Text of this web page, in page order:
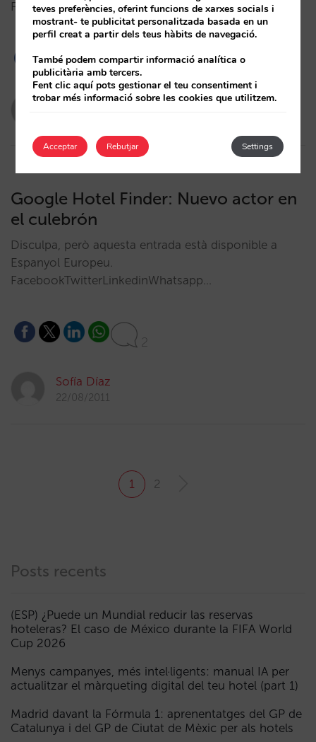
FacebookTwitterLinkedinWhatsapp…
Sofía Díaz
Google Hotel Finder: Nuevo actor en
el culebrón
Disculpa, però aquesta entrada està disponible a
Espanyol Europeu.
FacebookTwitterLinkedinWhatsapp…
2
Sofía Díaz
22/08/2011
1 2
Posts recents
(ESP) ¿Puede un Mundial reducir las reservas
hoteleras? El caso de México durante la FIFA World
Cup 2026
Menys campanyes, més intel·ligents: manual IA per
actualitzar el màrqueting digital del teu hotel (part 1)
Madrid davant la Fórmula 1: aprenentatges del GP de
Catalunya i del GP de Ciutat de Mèxic per als hotels
teves preferències, oferint funcions de xarxes socials i
mostrant- te publicitat personalitzada basada en un
perfil creat a partir dels teus hàbits de navegació.
També podem compartir informació analítica o
publicitària amb tercers.
Fent clic aquí pots gestionar el teu consentiment i
trobar més informació sobre les cookies que utilitzem.
Acceptar Settings
Rebutjar